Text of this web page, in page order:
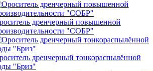
дренчерный повышенной
"СОБР"
дренчерный тонкораспылённой
"Бриз"